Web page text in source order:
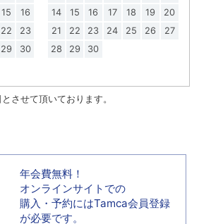
15
16
22
23
29
30
14
15 16 17 18 19
20
21
22 23 24 25 26
27
28
29 30
させて頂いております。
年会費無料！
オンラインサイトでの
購入・予約にはTamca会員登録
が必要です。